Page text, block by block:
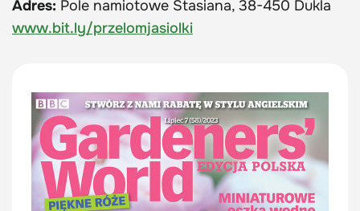
Adres: Pole namiotowe Stasiana, 38-450 Dukla
www.bit.ly/przelomjasiolki